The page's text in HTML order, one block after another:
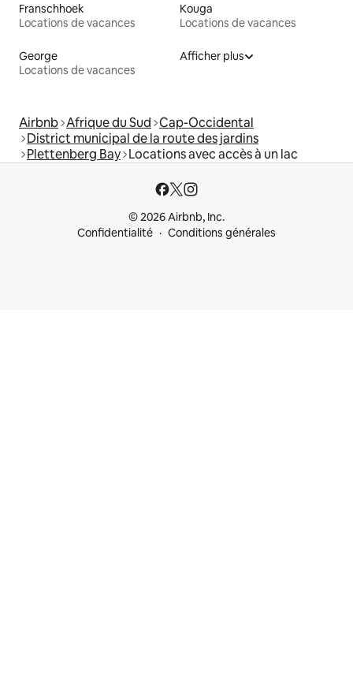
Franschhoek
Locations de vacances
Kouga
Locations de vacances
George
Locations de vacances
Afficher plus
Airbnb Afrique du Sud Cap-Occidental
District municipal de la route des jardins
Plettenberg Bay Locations avec accès à un lac
© 2026 Airbnb, Inc.
Confidentialité
Conditions générales